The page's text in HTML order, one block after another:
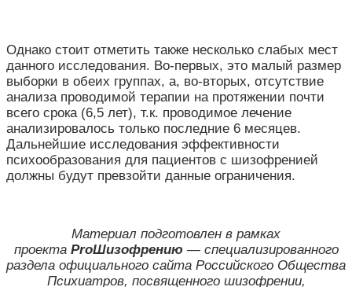
Однако стоит отметить также несколько слабых мест
данного исследования. Во-первых, это малый размер
выборки в обеих группах, а, во-вторых, отсутствие
анализа проводимой терапии на протяжении почти
всего срока (6,5 лет), т.к. проводимое лечение
анализировалось только последние 6 месяцев.
Дальнейшие исследования эффективности
психообразования для пациентов с шизофренией
должны будут превзойти данные ограничения.
Материал подготовлен в рамках
проекта ProШизофрению— специализированного
раздела официального сайта Российского Общества
Психиатров, посвященного шизофрении,